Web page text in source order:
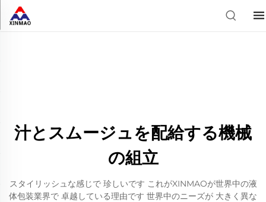
汁とスムージュを配給する機械
の組立
スタイリッシュな感じで 珍しいです これがXINMAOが世界中の液
体包装業界で 卓越している理由です 世界中のニーズが 大きく異な